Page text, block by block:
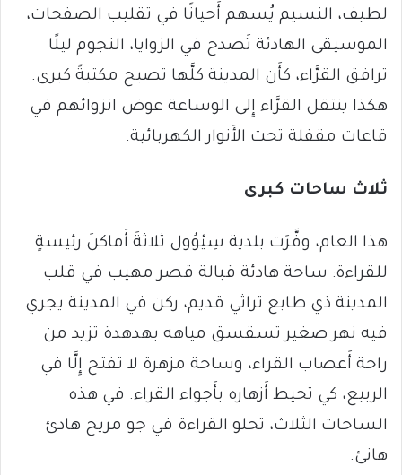
لطيف، النسيم يُسهم أَحيانًا في تقليب الصفحات،
الموسيقى الهادئة تَصدح في الزوايا، النجوم ليلًا
ترافق القرَّاء، كأَن المدينة كلَّها تصبح مكتبةً كبرى.
هكذا ينتقل القرَّاء إِلى الوساعة عوض انزوائهم في
قاعات مقفلة تحت الأَنوار الكهربائية.
ثلاث ساحات كبرى
هذا العام، وفَّرَت بلدية سِيْوُول ثلاثةَ أَماكنَ رئيسةٍ
للقراءة: ساحة هادئة قبالة قصر مهيب في قلب
المدينة ذي طابع تراثي قديم، ركن في المدينة يجري
فيه نهر صغير تسقسق مياهه بهدهدة تزيد من
راحة أَعصاب القراء، وساحة مزهرة لا تفتح إِلَّا في
الربيع، كي تحيط أَزهاره بأَجواء القراء. في هذه
الساحات الثلاث، تحلو القراءة في جو مريح هادئ
هانئ.